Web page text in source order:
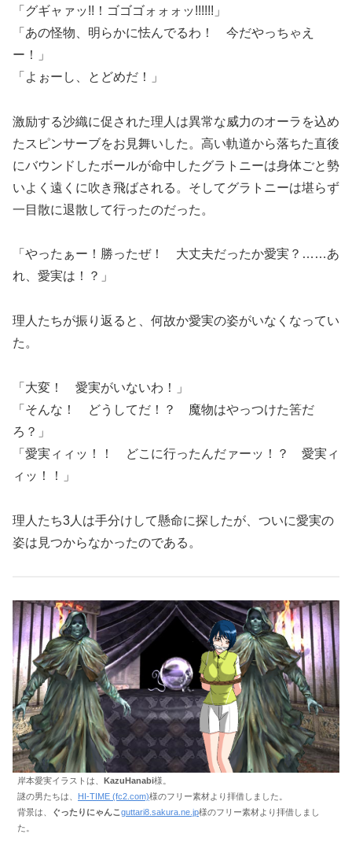
「グギャァッ!!！ゴゴゴォォォッ!!!!!!」
「あの怪物、明らかに怯んでるわ！ 今だやっちゃえ
ー！」
「よぉーし、とどめだ！」
激励する沙織に促された理人は異常な威力のオーラを込め
たスピンサーブをお見舞いした。高い軌道から落ちた直後
にバウンドしたボールが命中したグラトニーは身体ごと勢
いよく遠くに吹き飛ばされる。そしてグラトニーは堪らず
一目散に退散して行ったのだった。
「やったぁー！勝ったぜ！ 大丈夫だったか愛実？……あ
れ、愛実は！？」
理人たちが振り返ると、何故か愛実の姿がいなくなってい
た。
「大変！ 愛実がいないわ！」
「そんな！ どうしてだ！？ 魔物はやっつけた筈だ
ろ？」
「愛実ィィッ！！ どこに行ったんだァーッ！？ 愛実ィ
ィッ！！」
理人たち3人は手分けして懸命に探したが、ついに愛実の
姿は見つからなかったのである。
岸本愛実イラストは、 KazuHanabi様。
謎の男たちは、 HI-TIME (fc2.com)様のフリー素材より拝借しました。
背景は、
ぐったりにゃんこguttari8.sakura.ne.jp様のフリー素材より拝借しまし
た。